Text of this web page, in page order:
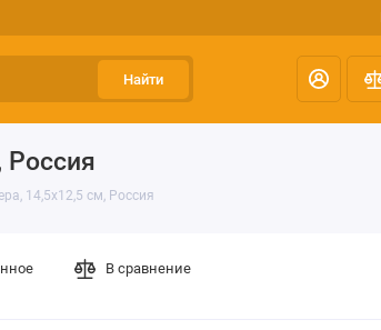
Найти
Россия
14,5х12,5 см, Россия
В сравнение